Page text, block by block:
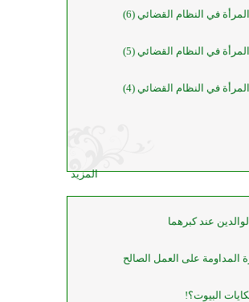
في النظام القضائي (6)
في النظام القضائي (5)
في النظام القضائي (4)
المزيد
عند كبرهما
المداومة على العمل الصالح
البيوت؟!